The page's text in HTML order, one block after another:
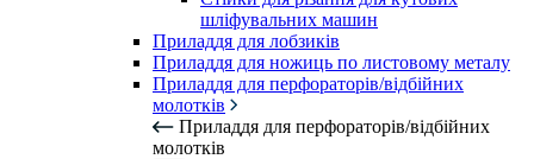
шліфувальних машин
Приладдя для лобзиків
Приладдя для ножиць по листовому металу
Приладдя для перфораторів/відбійних
молотків
Приладдя для перфораторів/відбійних
молотків